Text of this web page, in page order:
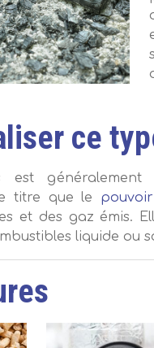
ce
est
titre que le
et des gaz émis.
liquide ou